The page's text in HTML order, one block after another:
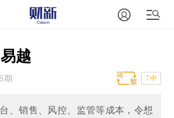
越
期 T中
、销售、风控、监管等成本，令想